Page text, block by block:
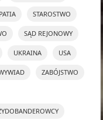
STAROSTWO
SĄD REJONOWY
UKRAINA USA
ZABÓJSTWO